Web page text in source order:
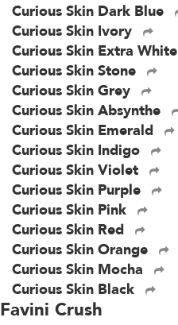
Curious Skin Dark Blue
Curious Skin Ivory
Curious Skin Extra White
Curious Skin Stone
Curious Skin Grey
Curious Skin Absynthe
Curious Skin Emerald
Curious Skin Indigo
Curious Skin Violet
Curious Skin Purple
Curious Skin Pink
Curious Skin Red
Curious Skin Orange
Curious Skin Mocha
Curious Skin Black
Favini Crush